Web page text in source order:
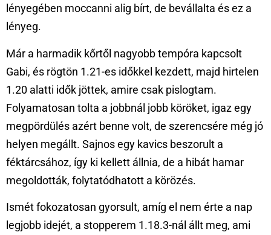
lényegében moccanni alig bírt, de bevállalta és ez a
lényeg.
Már a harmadik kőrtől nagyobb tempóra kapcsolt
Gabi, és rögtön 1.21-es időkkel kezdett, majd hirtelen
1.20 alatti idők jöttek, amire csak pislogtam.
Folyamatosan tolta a jobbnál jobb köröket, igaz egy
megpördülés azért benne volt, de szerencsére még jó
helyen megállt. Sajnos egy kavics beszorult a
féktárcsához, így ki kellett állnia, de a hibát hamar
megoldották, folytatódhatott a körözés.
Ismét fokozatosan gyorsult, amíg el nem érte a nap
legjobb idejét, a stopperem 1.18.3-nál állt meg, ami